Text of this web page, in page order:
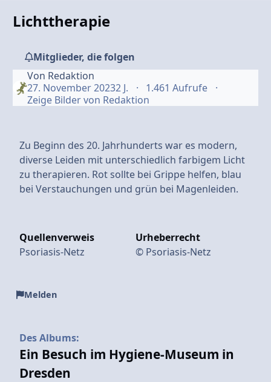
Lichttherapie
Mitglieder, die folgen
Von Redaktion
27. November 20232 J.
1.461 Aufrufe
Zeige Bilder von Redaktion
Zu Beginn des 20. Jahrhunderts war es modern,
diverse Leiden mit unterschiedlich farbigem Licht
zu therapieren. Rot sollte bei Grippe helfen, blau
bei Verstauchungen und grün bei Magenleiden.
Quellenverweis
Psoriasis-Netz
Urheberrecht
© Psoriasis-Netz
Melden
Des Albums:
Ein Besuch im Hygiene-Museum in
Dresden